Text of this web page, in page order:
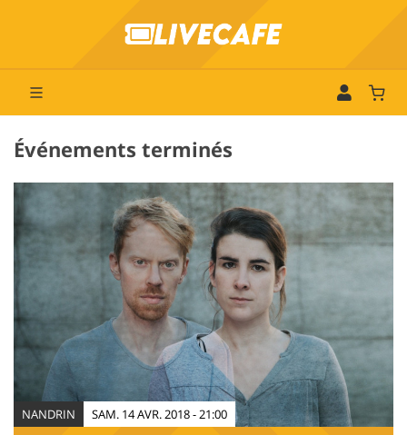
Événements terminés
NANDRIN SAM. 14 AVR. 2018 - 21:00